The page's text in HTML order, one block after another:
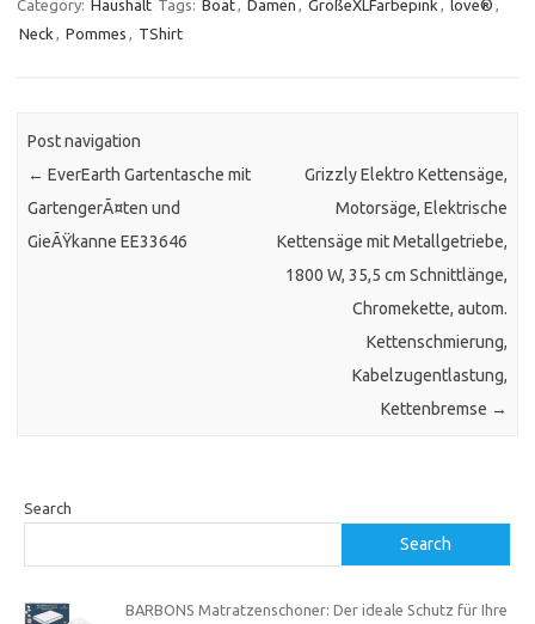
Category: Haushalt Tags: Boat, Damen , GrößeXLFarbepink , love® ,
Neck , Pommes , TShirt
Post navigation
← EverEarth Gartentasche mit
GartengerÃ¤ten und
GieÃŸkanne EE33646
Grizzly Elektro Kettensäge,
Motorsäge, Elektrische
Kettensäge mit Metallgetriebe,
1800 W, 35,5 cm Schnittlänge,
Chromekette, autom.
Kettenschmierung,
Kabelzugentlastung,
Kettenbremse →
Search
Search
BARBONS Matratzenschoner: Der ideale Schutz für Ihre